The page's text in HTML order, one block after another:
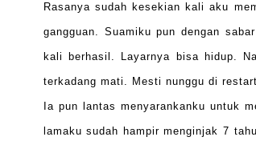
Rasanya sudah kesekian kali aku
gangguan. Suamiku pun dengan
kali berhasil. Layarnya bisa hidup.
terkadang mati. Mesti nunggu di
Ia pun lantas menyarankanku untuk
lamaku sudah hampir menginjak 7